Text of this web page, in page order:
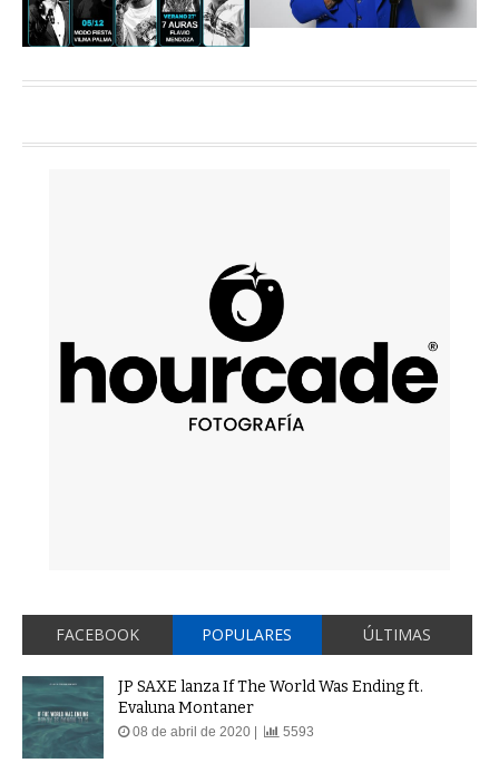
FACEBOOK POPULARES ÚLTIMAS
JP SAXE lanza If The World Was Ending ft.
Evaluna Montaner
08 de abril de 2020 | 5593